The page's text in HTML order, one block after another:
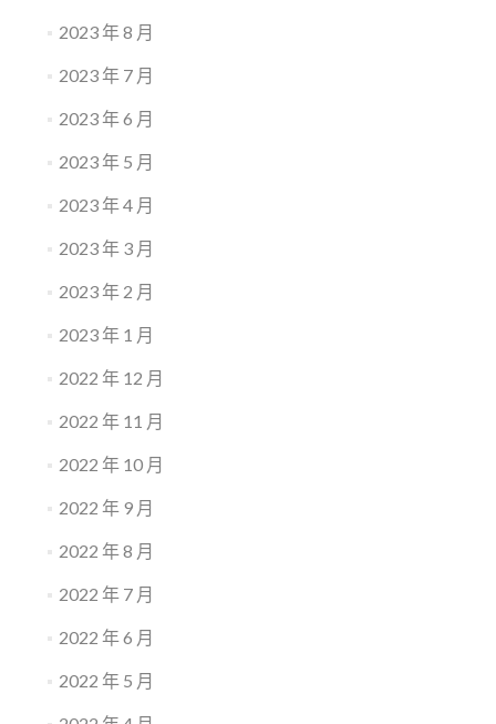
2023 年 8 月
2023 年 7 月
2023 年 6 月
2023 年 5 月
2023 年 4 月
2023 年 3 月
2023 年 2 月
2023 年 1 月
2022 年 12 月
2022 年 11 月
2022 年 10 月
2022 年 9 月
2022 年 8 月
2022 年 7 月
2022 年 6 月
2022 年 5 月